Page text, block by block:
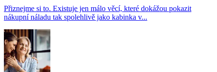
Přiznejme si to. Existuje jen málo věcí, které dokážou pokazit
nákupní náladu tak spolehlivě jako kabinka v...